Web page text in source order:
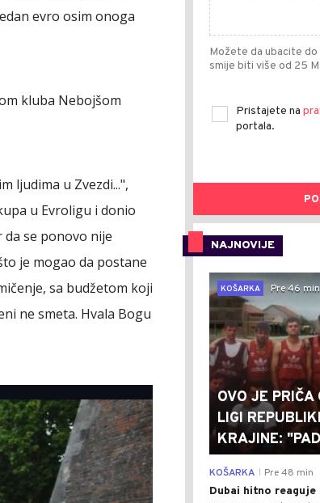
evro osim onoga
kluba Nebojšom
ljudima u Zvezdi...",
u Evroligu i donio
da se ponovo nije
je mogao da postane
sa budžetom koji
ne smeta. Hvala Bogu
Možete da ubacite
smije biti više od 25
Pristajete na
portala.
NAJNOVIJE
KOŠARKA
Pre 46 min
OVO JE
LIGI
KRAJINE:
KOŠARKA Pre 48 min
Dubai hitno reaguje